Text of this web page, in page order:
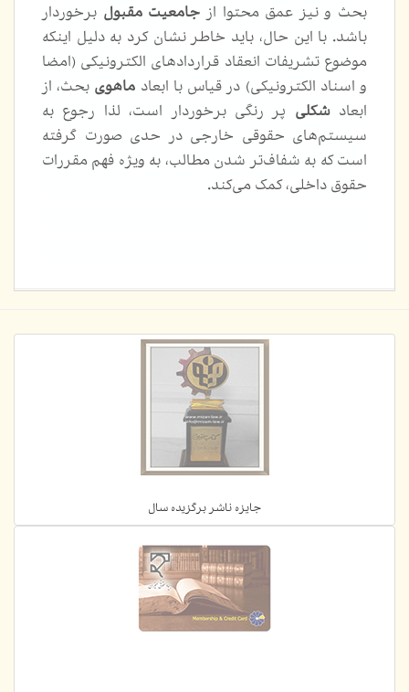
بحث و نیز عمق محتوا از جامعیت مقبول برخوردار
باشد. با این حال، باید خاطر نشان کرد به دلیل اینکه
موضوع تشریفات انعقاد قراردادهای الکترونیکی (امضا
و اسناد الکترونیکی) در قیاس با ابعاد ماهوی بحث، از
ابعادشکلی پر رنگی برخوردار است، لذا رجوع به
سیستم‌های حقوقی خارجی در حدی صورت گرفته
است که به شفاف‌تر شدن مطالب، به ویژه فهم مقررات
حقوق داخلی، کمک می‌کند.
جایزه ناشر برگزیده سال